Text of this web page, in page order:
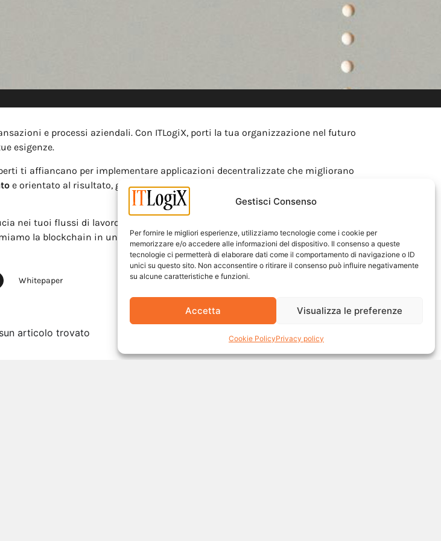
Gestisci Consenso
Per fornire le migliori esperienze, utilizziamo tecnologie come i cookie per
memorizzare e/o accedere alle informazioni del dispositivo. Il consenso a queste
tecnologie ci permetterà di elaborare dati come il comportamento di navigazione o ID
unici su questo sito. Non acconsentire o ritirare il consenso può influire negativamente
su alcune caratteristiche e funzioni.
Accetta Visualizza le preferenze
Cookie PolicyPrivacy policy
e processi aziendali. Con ITLogiX, porti la tua organizzazione nel futuro
esigenze.
ti affiancano per implementare applicazioni decentralizzate che migliorano
e orientato al risultato, garantendo scalabilità e integrazione con i sistemi
nei tuoi flussi di lavoro o esplorare nuovi modelli di business, ITLogiX è il partner
la blockchain in un vero valore aggiunto per la tua azienda.
Whitepaper
articolo trovato